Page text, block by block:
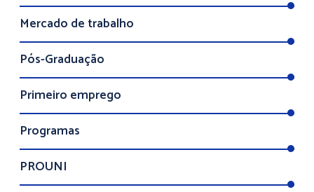
Mercado de trabalho
Pós-Graduação
Primeiro emprego
Programas
PROUNI